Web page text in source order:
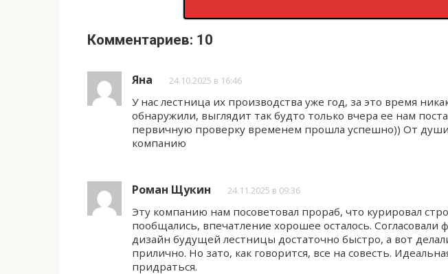
Комментариев: 10
Яна 24.10.2025 в 16:46
У нас лестница их производства уже год, за это время
обнаружили, выглядит так будто только вчера ее нам
первичную проверку временем прошла успешно)) От
компанию
Роман Щукин 24.11.2025 в 09:36
Эту компанию нам посоветовал прораб, что курировал
пообщались, впечатление хорошее осталось. Согласовали
дизайн будущей лестницы достаточно быстро, а вот
прилично. Но зато, как говорится, все на совесть.
придраться.